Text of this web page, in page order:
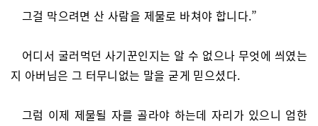
그걸 막으려면 산 사람을 제물로 바쳐야 합니다.”
어디서 굴러먹던 사기꾼인지는 알 수 없으나 무엇에 씌였는
지 아버님은 그 터무니없는 말을 굳게 믿으셨다.
그럼 이제 제물될 자를 골라야 하는데 자리가 있으니 엄한